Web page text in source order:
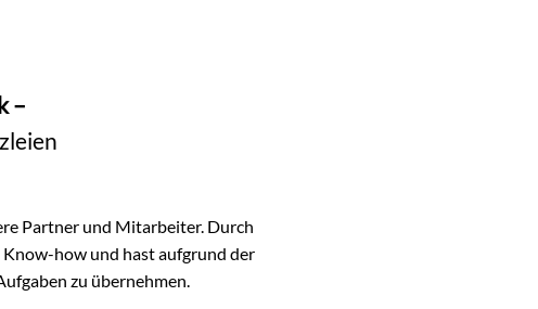
–
Partner und Mitarbeiter. Durch
how und hast aufgrund der
zu übernehmen.